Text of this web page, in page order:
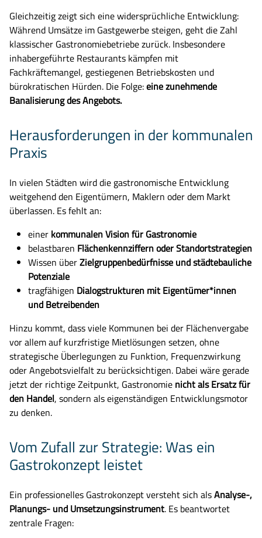
Gleichzeitig zeigt sich eine widersprüchliche Entwicklung:
Während Umsätze im Gastgewerbe steigen, geht die Zahl
klassischer Gastronomiebetriebe zurück. Insbesondere
inhabergeführte Restaurants kämpfen mit
Fachkräftemangel, gestiegenen Betriebskosten und
bürokratischen Hürden. Die Folge:eine zunehmende
Banalisierung des Angebots.
Herausforderungen in der kommunalen
Praxis
In vielen Städten wird die gastronomische Entwicklung
weitgehend den Eigentümern, Maklern oder dem Markt
überlassen. Es fehlt an:
einer kommunalen Vision für Gastronomie
belastbaren Flächenkennziffern oder Standortstrategien
Wissen überZielgruppenbedürfnisse und städtebauliche
Potenziale
tragfähigen Dialogstrukturen mit Eigentümer*innen
und Betreibenden
Hinzu kommt, dass viele Kommunen bei der Flächenvergabe
vor allem auf kurzfristige Mietlösungen setzen, ohne
strategische Überlegungen zu Funktion, Frequenzwirkung
oder Angebotsvielfalt zu berücksichtigen. Dabei wäre gerade
jetzt der richtige Zeitpunkt, Gastronomie nicht als Ersatz für
den Handel, sondern als eigenständigen Entwicklungsmotor
zu denken.
Vom Zufall zur Strategie: Was ein
Gastrokonzept leistet
Ein professionelles Gastrokonzept versteht sich alsAnalyse-,
Planungs- und Umsetzungsinstrument. Es beantwortet
zentrale Fragen: